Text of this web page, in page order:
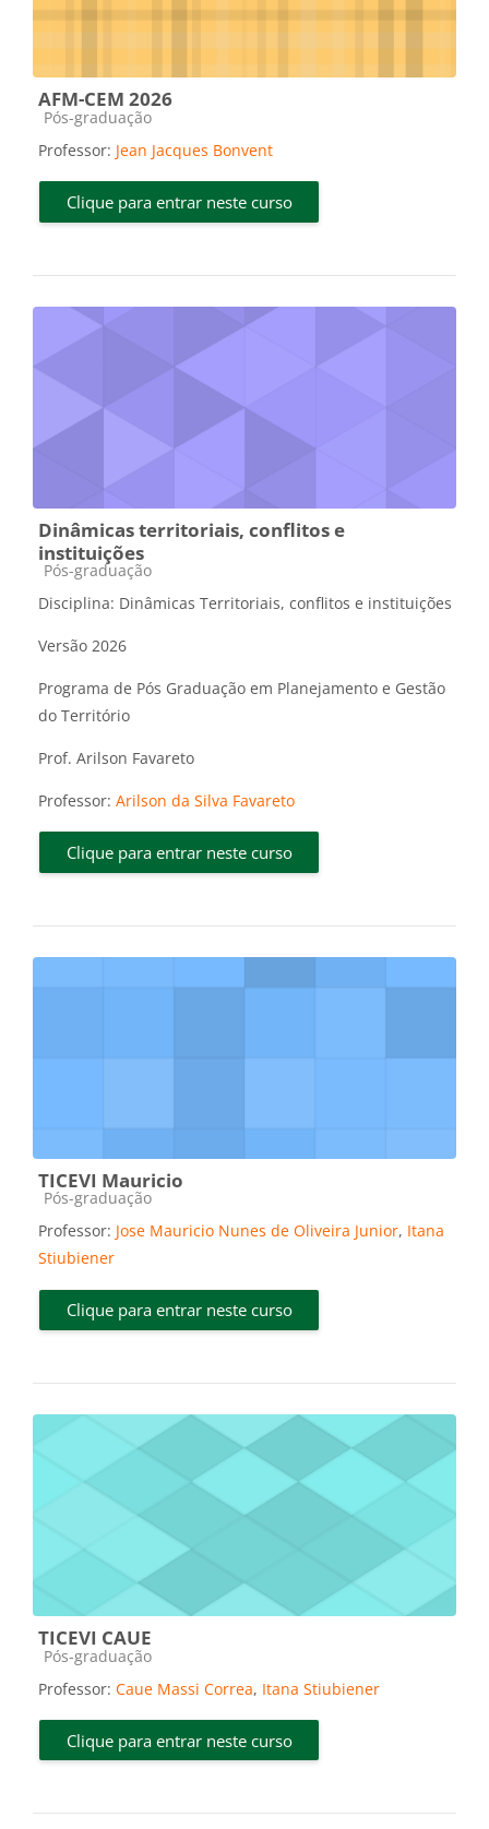
AFM-CEM 2026
Categoria do curso
Pós-graduação
Professor: Jean Jacques Bonvent
Clique para entrar neste curso
Dinâmicas territoriais, conflitos e
instituições
Categoria do curso
Pós-graduação
Disciplina: Dinâmicas Territoriais, conflitos e instituições
Versão 2026
Programa de Pós Graduação em Planejamento e Gestão
do Território
Prof. Arilson Favareto
Professor: Arilson da Silva Favareto
Clique para entrar neste curso
TICEVI Mauricio
Categoria do curso
Pós-graduação
Professor: Jose Mauricio Nunes de Oliveira Junior, Itana
Stiubiener
Clique para entrar neste curso
TICEVI CAUE
Categoria do curso
Pós-graduação
Professor: Caue Massi Correa, Itana Stiubiener
Clique para entrar neste curso